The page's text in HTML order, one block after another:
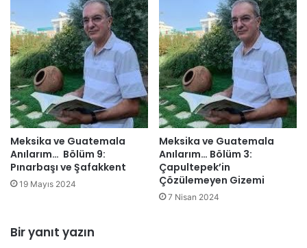
e
k
t
i
r
y
a
p
ı
y
o
r
?
Meksika ve Guatemala
Anılarım… Bölüm 9:
Pınarbaşı ve Şafakkent
19 Mayıs 2024
Meksika ve Guatemala
Anılarım… Bölüm 3:
Çapultepek’in
Çözülemeyen Gizemi
7 Nisan 2024
Bir yanıt yazın